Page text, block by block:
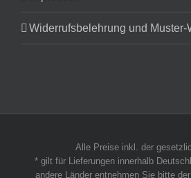
Widerrufsbelehrung und Muster-
Alle Preise inkl. der
* gilt für Lieferungen innerhalb
andere Länder entnehmen Sie bitte